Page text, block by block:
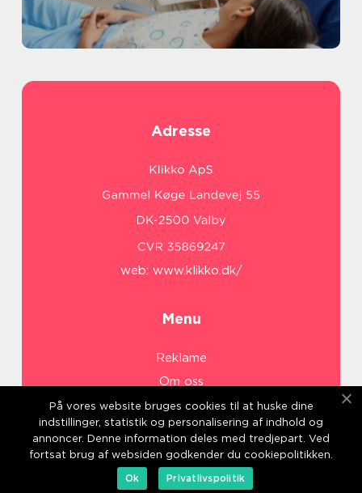
Adresse
web: www.klikko.dk/
Menu
Reklame
Om oss
Cookies
Kontakt Oss
Sitemap
På vores website bruges cookies til at huske dine
indstillinger, statistik og personalisering af indhold og
annoncer. Denne information deles med tredjepart. Ved
fortsat brug af websiden godkender du cookiepolitikken.
Ok
Privatlivspolitik